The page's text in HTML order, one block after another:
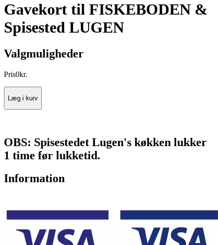
Gavekort til FISKEBODEN &
Spisested LUGEN
Valgmuligheder
Pris0kr.
Læg i kurv
OBS: Spisestedet Lugen's køkken lukker
1 time før lukketid.
Information